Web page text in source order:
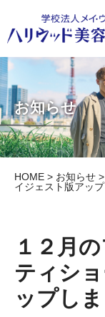
お知らせ
HOME > お知らせ
イジェスト版アップ
１２月
ティシ
ップしま